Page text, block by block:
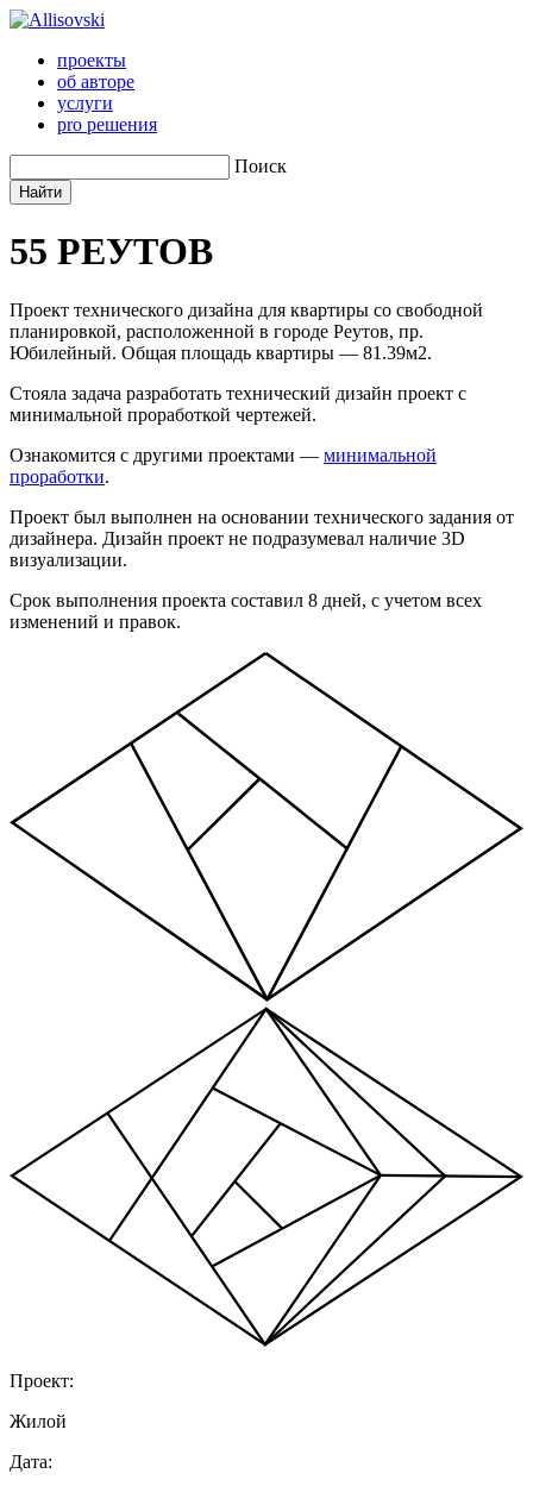
проекты
об авторе
услуги
pro решения
Поиск
55 РЕУТОВ
Проект технического дизайна для квартиры со свободной
планировкой, расположенной в городе Реутов, пр.
Юбилейный. Общая площадь квартиры — 81.39м2.
Стояла задача разработать технический дизайн проект с
минимальной проработкой чертежей.
Ознакомится с другими проектами — минимальной
проработки.
Проект был выполнен на основании технического задания от
дизайнера. Дизайн проект не подразумевал наличие 3D
визуализации.
Срок выполнения проекта составил 8 дней, с учетом всех
изменений и правок.
Проект:
Жилой
Дата: